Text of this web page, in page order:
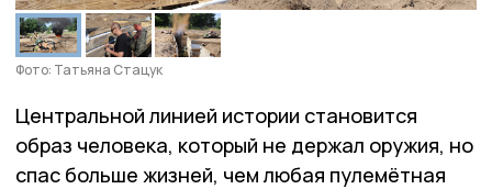
Фото: Татьяна Стацук
Центральной линией истории становится
образ человека, который не держал оружия, но
спас больше жизней, чем любая пулемётная